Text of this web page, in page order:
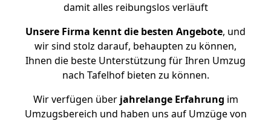
damit alles reibungslos verläuft
Unsere Firma kennt die besten Angebote, und
wir sind stolz darauf, behaupten zu können,
Ihnen die beste Unterstützung für Ihren Umzug
nach Tafelhof bieten zu können.
Wir verfügen überjahrelange Erfahrung im
Umzugsbereich und haben uns auf Umzüge von